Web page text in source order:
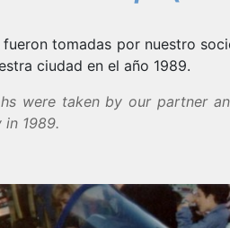
tomadas por nuestro
ciudad en el año 1989.
were taken by our partner
1989.